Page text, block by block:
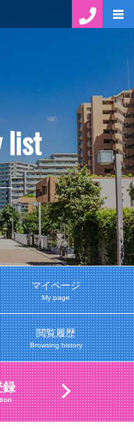
list
マイページ
My page
閲覧履歴
Browsing history
録